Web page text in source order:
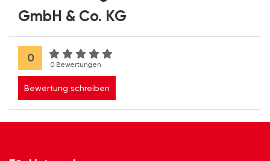
GmbH & Co. KG
0
0 Bewertungen
Bewertung schreiben